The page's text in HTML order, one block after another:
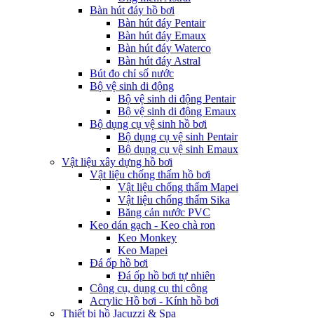
Bàn hút đáy hồ bơi
Bàn hút đáy Pentair
Bàn hút đáy Emaux
Bàn hút đáy Waterco
Bàn hút đáy Astral
Bút đo chỉ số nước
Bộ vệ sinh di động
Bộ vệ sinh di động Pentair
Bộ vệ sinh di động Emaux
Bộ dụng cụ vệ sinh hồ bơi
Bộ dụng cụ vệ sinh Pentair
Bộ dụng cụ vệ sinh Emaux
Vật liệu xây dựng hồ bơi
Vật liệu chống thấm hồ bơi
Vật liệu chống thấm Mapei
Vật liệu chống thấm Sika
Băng cản nước PVC
Keo dán gạch - Keo chà ron
Keo Monkey
Keo Mapei
Đá ốp hồ bơi
Đá ốp hồ bơi tự nhiên
Công cụ, dụng cụ thi công
Acrylic Hồ bơi - Kính hồ bơi
Thiết bị hồ Jacuzzi & Spa